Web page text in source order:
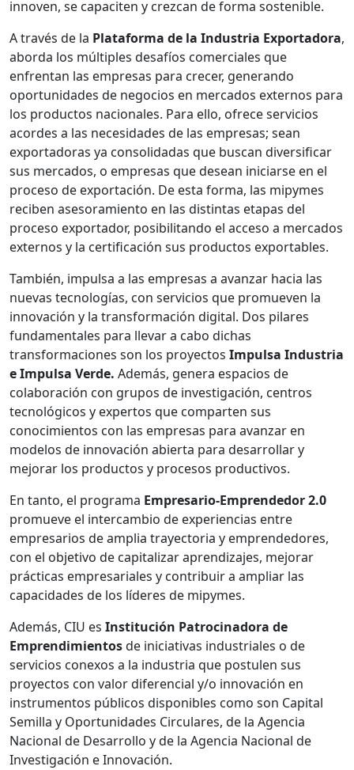
innoven, se capaciten y crezcan de forma sostenible.
A través de la Plataforma de la Industria Exportadora,
aborda los múltiples desafíos comerciales que
enfrentan las empresas para crecer, generando
oportunidades de negocios en mercados externos para
los productos nacionales. Para ello, ofrece servicios
acordes a las necesidades de las empresas; sean
exportadoras ya consolidadas que buscan diversificar
sus mercados, o empresas que desean iniciarse en el
proceso de exportación. De esta forma, las mipymes
reciben asesoramiento en las distintas etapas del
proceso exportador, posibilitando el acceso a mercados
externos y la certificación sus productos exportables.
También, impulsa a las empresas a avanzar hacia las
nuevas tecnologías, con servicios que promueven la
innovación y la transformación digital. Dos pilares
fundamentales para llevar a cabo dichas
transformaciones son los proyectos Impulsa Industria
e Impulsa Verde. Además, genera espacios de
colaboración con grupos de investigación, centros
tecnológicos y expertos que comparten sus
conocimientos con las empresas para avanzar en
modelos de innovación abierta para desarrollar y
mejorar los productos y procesos productivos.
En tanto, el programa Empresario-Emprendedor 2.0
promueve el intercambio de experiencias entre
empresarios de amplia trayectoria y emprendedores,
con el objetivo de capitalizar aprendizajes, mejorar
prácticas empresariales y contribuir a ampliar las
capacidades de los líderes de mipymes.
Además, CIU es Institución Patrocinadora de
Emprendimientosde iniciativas industriales o de
servicios conexos a la industria que postulen sus
proyectos con valor diferencial y/o innovación en
instrumentos públicos disponibles como son Capital
Semilla y Oportunidades Circulares, de la Agencia
Nacional de Desarrollo y de la Agencia Nacional de
Investigación e Innovación.